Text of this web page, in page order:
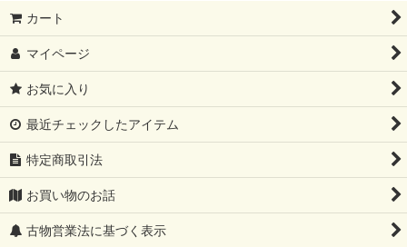
カート
マイページ
お気に入り
最近チェックしたアイテム
特定商取引法
お買い物のお話
古物営業法に基づく表示